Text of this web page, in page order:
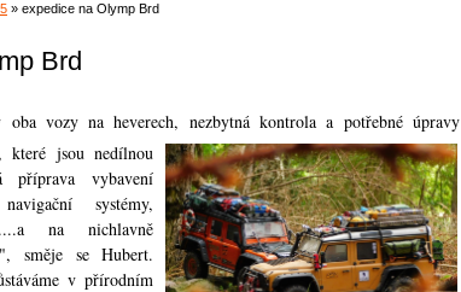
» expedice na Olymp Brd
Brd
vozy na heverech, nezbytná kontrola a potřebné úpravy
které jsou nedílnou
příprava vybavení
ní systémy,
na nichlavně
smějese Hubert.
e v přírodním